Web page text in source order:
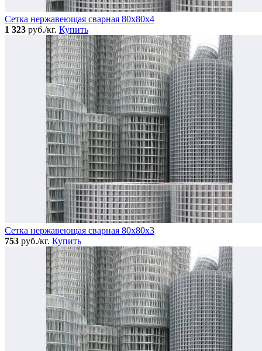
Сетка нержавеющая сварная 80х80х4
1 323 руб./кг. Купить
Сетка нержавеющая сварная 80х80х3
753 руб./кг. Купить